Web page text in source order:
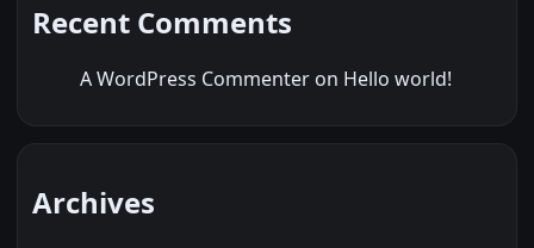
Recent Comments
A WordPress Commenter on Hello world!
Archives